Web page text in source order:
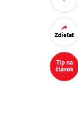
Zdieľať
Tip na
článok